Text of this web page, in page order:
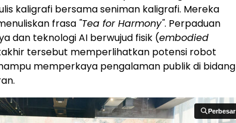
kaligrafi bersama seniman kaligrafi. Mereka
frasa "Tea for Harmony". Perpaduan
dan teknologi AI berwujud fisik (embodied
tersebut memperlihatkan potensi robot
memperkaya pengalaman publik di bidang
Perbesar
Perbesar